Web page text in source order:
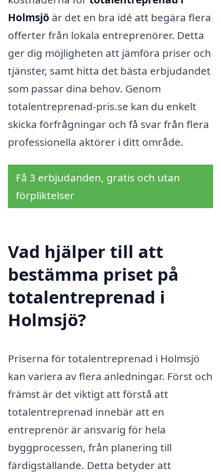
Holmsjö är det en bra idé att begära flera
offerter från lokala entreprenörer. Detta
ger dig möjligheten att jämföra priser och
tjänster, samt hitta det bästa erbjudandet
som passar dina behov. Genom
totalentreprenad-pris.se kan du enkelt
skicka förfrågningar och få svar från flera
professionella aktörer i ditt område.
Få 3 erbjudanden, gratis och utan
förpliktelser
Vad hjälper till att
bestämma priset på
totalentreprenad i
Holmsjö?
Priserna för totalentreprenad i Holmsjö
kan variera av flera anledningar. Först och
främst är det viktigt att förstå att
totalentreprenad innebär att en
entreprenör är ansvarig för hela
byggprocessen, från planering till
färdigställande. Detta betyder att